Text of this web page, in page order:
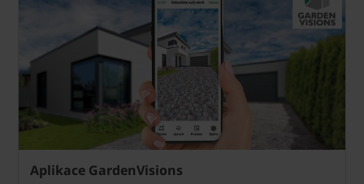
Aplikace GardenVisions